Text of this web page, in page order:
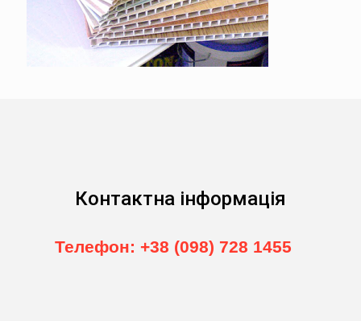
Контактна інформація
Телефон: +38 (098) 728 1455